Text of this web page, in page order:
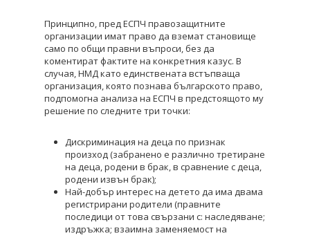
Принципно, пред ЕСПЧ правозащитните
организации имат право да вземат становище
само по общи правни въпроси, без да
коментират фактите на конкретния казус. В
случая, НМД като единствената встъпваща
организация, която познава българското право,
подпомогна анализа на ЕСПЧ в предстоящото му
решение по следните три точки:
Дискриминация на деца по признак
произход (забранено е различно третиране
на деца, родени в брак, в сравнение с деца,
родени извън брак);
Най-добър интерес на детето да има двама
регистрирани родители (правните
последици от това свързани с: наследяване;
издръжка; взаимна заменяемост на